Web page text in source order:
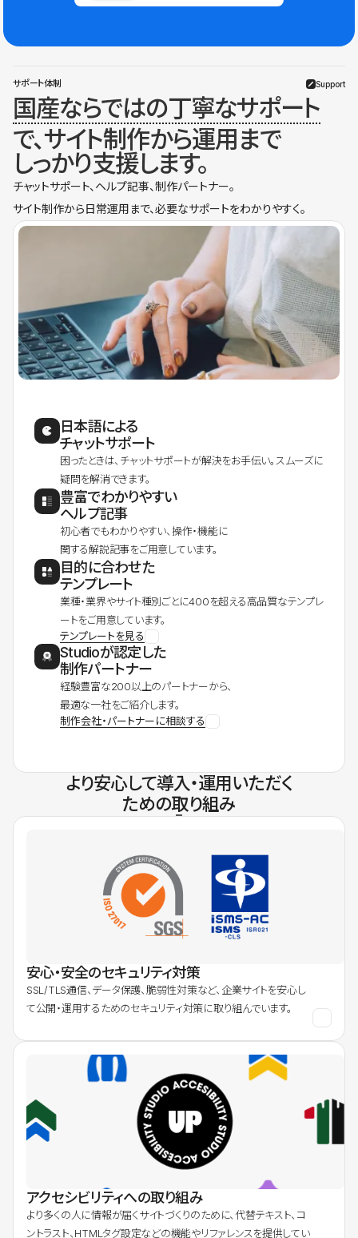
サポート体制 Support
国産ならではの丁寧なサポート
で、サイト制作から運用まで
しっかり支援します。
チャットサポート、ヘルプ記事、制作パートナー。
サイト制作から日常運用まで、必要なサポートをわかりやすく。
日本語による
チャットサポート
困ったときは、チャットサポートが解決をお手伝い。スムーズに
疑問を解消できます。
豊富でわかりやすい
ヘルプ記事
初心者でもわかりやすい、操作・機能に
関する解説記事をご用意しています。
目的に合わせた
テンプレート
業種・業界やサイト種別ごとに400を超える高品質なテンプレ
ートをご用意しています。
テンプレートを見る
Studioが認定した
制作パートナー
経験豊富な200以上のパートナーから、
最適な一社をご紹介します。
制作会社・パートナーに相談する
より安心して導入・運用いただく
ための取り組み
安心・安全のセキュリティ対策
SSL/TLS通信、データ保護、脆弱性対策など、企業サイトを安心し
て公開・運用するためのセキュリティ対策に取り組んでいます。
アクセシビリティへの取り組み
より多くの人に情報が届くサイトづくりのために、代替テキスト、コ
ントラスト、HTMLタグ設定などの機能やリファレンスを提供してい